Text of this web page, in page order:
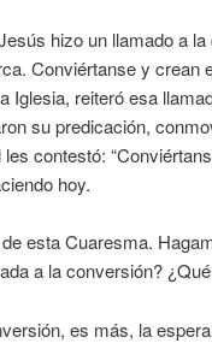
hizo un llamado a
Conviértanse y crean
Iglesia, reiteró esa
su predicación,
contestó:
hoy.
esta Cuaresma.
a la conversión?
es más, la